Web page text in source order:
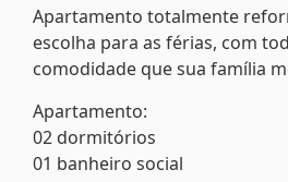
Apartamento totalmente
escolha para as férias, com
comodidade que sua família
Apartamento:
02 dormitórios
01 banheiro social